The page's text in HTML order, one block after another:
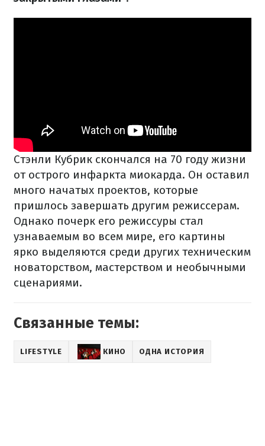
Стэнли Кубрик скончался на 70 году жизни
от острого инфаркта миокарда. Он оставил
много начатых проектов, которые
пришлось завершать другим режиссерам.
Однако почерк его режиссуры стал
узнаваемым во всем мире, его картины
ярко выделяются среди других техническим
новаторством, мастерством и необычными
сценариями.
Связанные темы:
LIFESTYLE КИНО ОДНА ИСТОРИЯ